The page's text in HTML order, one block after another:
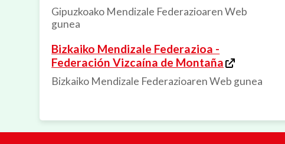
Gipuzkoako Mendizale Federazioaren Web
gunea
Bizkaiko Mendizale Federazioa -
Federación Vizcaína de Montaña
Bizkaiko Mendizale Federazioaren Web gunea